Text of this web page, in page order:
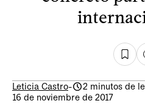
Leticia Castro-
2 minutos de
16 de noviembre de 2017